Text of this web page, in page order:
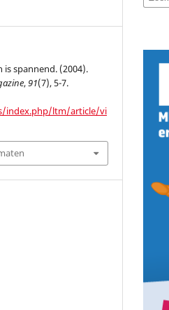
is spannend. (2004).
,91(7), 5-7.
index.php/ltm/article/vi